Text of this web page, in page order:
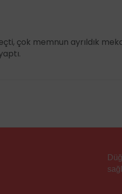
çok memnun ayrıldık